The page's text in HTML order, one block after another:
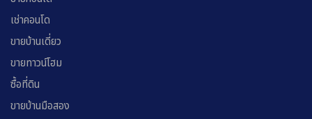
เช่าคอนโด
ขายบ้านเดี่ยว
ขายทาวน์โฮม
ซื้อที่ดิน
ขายบ้านมือสอง